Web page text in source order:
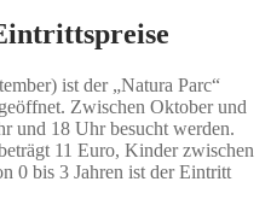
ist der „Natura Parc“
Zwischen Oktober und
und 18 Uhr besucht werden.
11 Euro, Kinder zwischen
0 bis 3 Jahren ist der Eintritt